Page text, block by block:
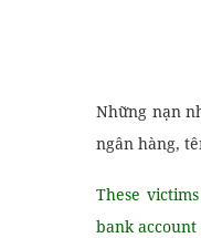
Những nạn
ngân hàng,
These
bank